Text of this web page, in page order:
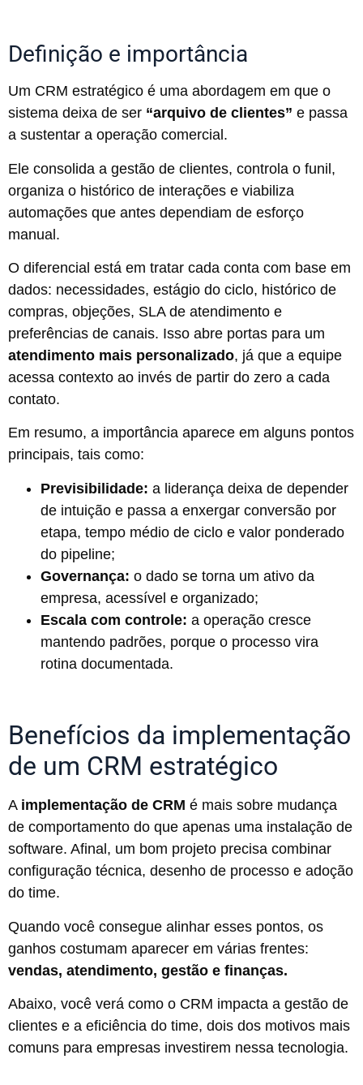
Definição e importância
Um CRM estratégico é uma abordagem em que o
sistema deixa de ser “arquivo de clientes” e passa
a sustentar a operação comercial.
Ele consolida a gestão de clientes, controla o funil,
organiza o histórico de interações e viabiliza
automações que antes dependiam de esforço
manual.
O diferencial está em tratar cada conta com base em
dados: necessidades, estágio do ciclo, histórico de
compras, objeções, SLA de atendimento e
preferências de canais. Isso abre portas para um
atendimento mais personalizado, já que a equipe
acessa contexto ao invés de partir do zero a cada
contato.
Em resumo, a importância aparece em alguns pontos
principais, tais como:
Previsibilidade: a liderança deixa de depender
de intuição e passa a enxergar conversão por
etapa, tempo médio de ciclo e valor ponderado
do pipeline;
Governança: o dado se torna um ativo da
empresa, acessível e organizado;
Escala com controle: a operação cresce
mantendo padrões, porque o processo vira
rotina documentada.
Benefícios da implementação
de um CRM estratégico
A implementação de CRM é mais sobre mudança
de comportamento do que apenas uma instalação de
software. Afinal, um bom projeto precisa combinar
configuração técnica, desenho de processo e adoção
do time.
Quando você consegue alinhar esses pontos, os
ganhos costumam aparecer em várias frentes:
vendas, atendimento, gestão e finanças.
Abaixo, você verá como o CRM impacta a gestão de
clientes e a eficiência do time, dois dos motivos mais
comuns para empresas investirem nessa tecnologia.